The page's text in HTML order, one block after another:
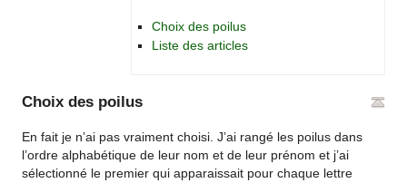
Choix des poilus
Liste des articles
Choix des poilus
En fait je n’ai pas vraiment choisi. J’ai rangé les poilus dans
l’ordre alphabétique de leur nom et de leur prénom et j’ai
sélectionné le premier qui apparaissait pour chaque lettre